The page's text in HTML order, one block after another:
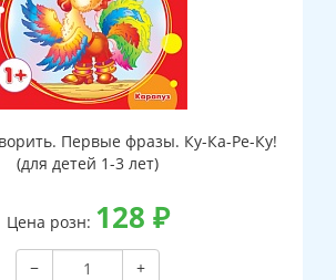
Первые фразы. Ку-Ка-Ре-Ку!
(для детей 1-3 лет)
Цена розн: 128 ₽
−
+